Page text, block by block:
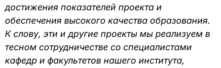
достижения показателей проекта и
обеспечения высокого качества образования.
К слову, эти и другие проекты мы реализуем в
тесном сотрудничестве со специалистами
кафедр и факультетов нашего института,